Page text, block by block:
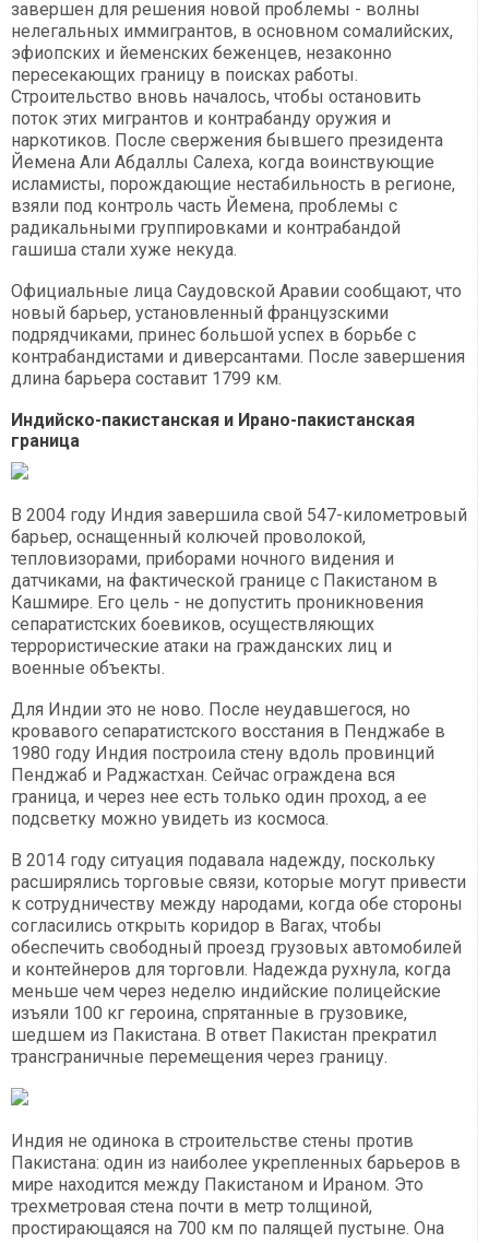
завершен для решения новой проблемы - волны
нелегальных иммигрантов, в основном сомалийских,
эфиопских и йеменских беженцев, незаконно
пересекающих границу в поисках работы.
Строительство вновь началось, чтобы остановить
поток этих мигрантов и контрабанду оружия и
наркотиков. После свержения бывшего президента
Йемена Али Абдаллы Салеха, когда воинствующие
исламисты, порождающие нестабильность в регионе,
взяли под контроль часть Йемена, проблемы с
радикальными группировками и контрабандой
гашиша стали хуже некуда.
Официальные лица Саудовской Аравии сообщают, что
новый барьер, установленный французскими
подрядчиками, принес большой успех в борьбе с
контрабандистами и диверсантами. После завершения
длина барьера составит 1799 км.
Индийско-пакистанская и Ирано-пакистанская
граница
В 2004 году Индия завершила свой 547-километровый
барьер, оснащенный колючей проволокой,
тепловизорами, приборами ночного видения и
датчиками, на фактической границе с Пакистаном в
Кашмире. Его цель - не допустить проникновения
сепаратистских боевиков, осуществляющих
террористические атаки на гражданских лиц и
военные объекты.
Для Индии это не ново. После неудавшегося, но
кровавого сепаратистского восстания в Пенджабе в
1980 году Индия построила стену вдоль провинций
Пенджаб и Раджастхан. Сейчас ограждена вся
граница, и через нее есть только один проход, а ее
подсветку можно увидеть из космоса.
В 2014 году ситуация подавала надежду, поскольку
расширялись торговые связи, которые могут привести
к сотрудничеству между народами, когда обе стороны
согласились открыть коридор в Вагах, чтобы
обеспечить свободный проезд грузовых автомобилей
и контейнеров для торговли. Надежда рухнула, когда
меньше чем через неделю индийские полицейские
изъяли 100 кг героина, спрятанные в грузовике,
шедшем из Пакистана. В ответ Пакистан прекратил
трансграничные перемещения через границу.
Индия не одинока в строительстве стены против
Пакистана: один из наиболее укрепленных барьеров в
мире находится между Пакистаном и Ираном. Это
трехметровая стена почти в метр толщиной,
простирающаяся на 700 км по палящей пустыне. Она